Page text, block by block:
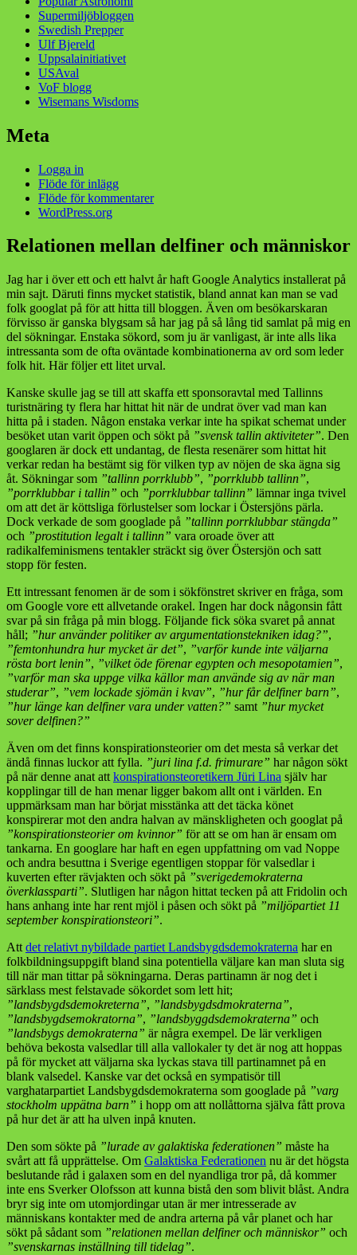
Supermiljöbloggen
Swedish Prepper
Ulf Bjereld
Uppsalainitiativet
USAval
VoF blogg
Wisemans Wisdoms
Meta
Logga in
Flöde för inlägg
Flöde för kommentarer
WordPress.org
Relationen mellan delfiner och människor
Jag har i över ett och ett halvt år haft Google Analytics installerat på
min sajt. Däruti finns mycket statistik, bland annat kan man se vad
folk googlat på för att hitta till bloggen. Även om besökarskaran
förvisso är ganska blygsam så har jag på så lång tid samlat på mig en
del sökningar. Enstaka sökord, som ju är vanligast, är inte alls lika
intressanta som de ofta oväntade kombinationerna av ord som leder
folk hit. Här följer ett litet urval.
Kanske skulle jag se till att skaffa ett sponsoravtal med Tallinns
turistnäring ty flera har hittat hit när de undrat över vad man kan
hitta på i staden. Någon enstaka verkar inte ha spikat schemat under
besöket utan varit öppen och sökt på ”svensk tallin aktiviteter”. Den
googlaren är dock ett undantag, de flesta resenärer som hittat hit
verkar redan ha bestämt sig för vilken typ av nöjen de ska ägna sig
åt. Sökningar som ”tallinn porrklubb”, ”porrklubb tallinn”,
”porrklubbar i tallin” och ”porrklubbar tallinn” lämnar inga tvivel
om att det är köttsliga förlustelser som lockar i Östersjöns pärla.
Dock verkade de som googlade på ”tallinn porrklubbar stängda”
och ”prostitution legalt i tallinn” vara oroade över att
radikalfeminismens tentakler sträckt sig över Östersjön och satt
stopp för festen.
Ett intressant fenomen är de som i sökfönstret skriver en fråga, som
om Google vore ett allvetande orakel. Ingen har dock någonsin fått
svar på sin fråga på min blogg. Följande fick söka svaret på annat
håll; ”hur använder politiker av argumentationstekniken idag?”,
”femtonhundra hur mycket är det”, ”varför kunde inte väljarna
rösta bort lenin”, ”vilket öde förenar egypten och mesopotamien”,
”varför man ska uppge vilka källor man använde sig av när man
studerar”, ”vem lockade sjömän i kvav”, ”hur får delfiner barn”,
”hur länge kan delfiner vara under vatten?” samt ”hur mycket
sover delfinen?”
Även om det finns konspirationsteorier om det mesta så verkar det
ändå finnas luckor att fylla. ”juri lina f.d. frimurare” har någon sökt
på när denne anat att konspirationsteoretikern Jüri Lina själv har
kopplingar till de han menar ligger bakom allt ont i världen. En
uppmärksam man har börjat misstänka att det täcka könet
konspirerar mot den andra halvan av mänskligheten och googlat på
”konspirationsteorier om kvinnor” för att se om han är ensam om
tankarna. En googlare har haft en egen uppfattning om vad Noppe
och andra besuttna i Sverige egentligen stoppar för valsedlar i
kuverten efter rävjakten och sökt på ”sverigedemokraterna
överklassparti”. Slutligen har någon hittat tecken på att Fridolin och
hans anhang inte har rent mjöl i påsen och sökt på ”miljöpartiet 11
september konspirationsteori”.
Att det relativt nybildade partiet Landsbygdsdemokraterna har en
folkbildningsuppgift bland sina potentiella väljare kan man sluta sig
till när man tittar på sökningarna. Deras partinamn är nog det i
särklass mest felstavade sökordet som lett hit;
”landsbygdsdemokreterna”, ”landsbygdsdmokraterna”,
”landsbygdsemokratorna”, ”landsbyggdsdemokraterna” och
”landsbygs demokraterna” är några exempel. De lär verkligen
behöva bekosta valsedlar till alla vallokaler ty det är nog att hoppas
på för mycket att väljarna ska lyckas stava till partinamnet på en
blank valsedel. Kanske var det också en sympatisör till
varghatarpartiet Landsbygdsdemokraterna som googlade på ”varg
stockholm uppätna barn” i hopp om att nollåttorna själva fått prova
på hur det är att ha ulven inpå knuten.
Den som sökte på ”lurade av galaktiska federationen” måste ha
svårt att få upprättelse. Om Galaktiska Federationen nu är det högsta
beslutande råd i galaxen som en del nyandliga tror på, då kommer
inte ens Sverker Olofsson att kunna bistå den som blivit blåst. Andra
bryr sig inte om utomjordingar utan är mer intresserade av
människans kontakter med de andra arterna på vår planet och har
sökt på sådant som ”relationen mellan delfiner och människor” och
”svenskarnas inställning till tidelag”.